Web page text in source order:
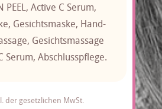
PEEL, Active C Serum,
Gesichtsmaske, Hand-
Gesichtsmassage
Serum, Abschlusspflege.
der gesetzlichen MwSt.